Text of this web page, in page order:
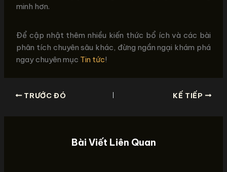
minh hơn.
Để cập nhật thêm nhiều kiến thức bổ ích và các bài
phân tích chuyên sâu khác, đừng ngần ngại khám phá
ngay chuyên mục Tin tức!
TRƯỚC ĐÓ KẾ TIẾP
Bài Viết Liên Quan